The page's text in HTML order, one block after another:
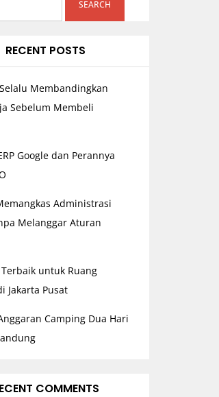
RECENT POSTS
Membandingkan
Sebelum Membeli
Google dan Perannya
Administrasi
Melanggar Aturan
untuk Ruang
Jakarta Pusat
Camping Dua Hari
COMMENTS